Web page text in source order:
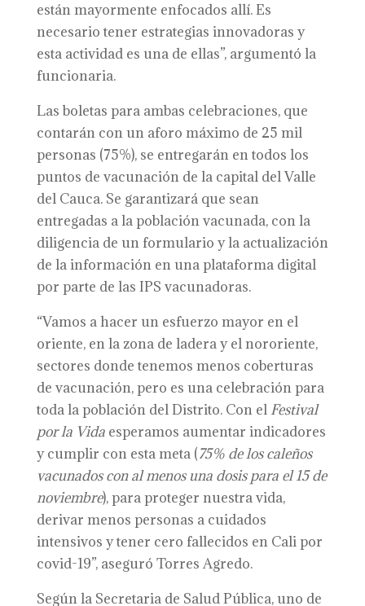
están mayormente enfocados allí. Es
necesario tener estrategias innovadoras y
esta actividad es una de ellas”, argumentó la
funcionaria.
Las boletas para ambas celebraciones, que
contarán con un aforo máximo de 25 mil
personas (75%), se entregarán en todos los
puntos de vacunación de la capital del Valle
del Cauca. Se garantizará que sean
entregadas a la población vacunada, con la
diligencia de un formulario y la actualización
de la información en una plataforma digital
por parte de las IPS vacunadoras.
“Vamos a hacer un esfuerzo mayor en el
oriente, en la zona de ladera y el nororiente,
sectores donde tenemos menos coberturas
de vacunación, pero es una celebración para
toda la población del Distrito. Con el Festival
por la Vidaesperamos aumentar indicadores
y cumplir con esta meta (75% de los caleños
vacunados con al menos una dosis para el 15 de
noviembre), para proteger nuestra vida,
derivar menos personas a cuidados
intensivos y tener cero fallecidos en Cali por
covid-19”, aseguró Torres Agredo.
Según la Secretaria de Salud Pública, uno de